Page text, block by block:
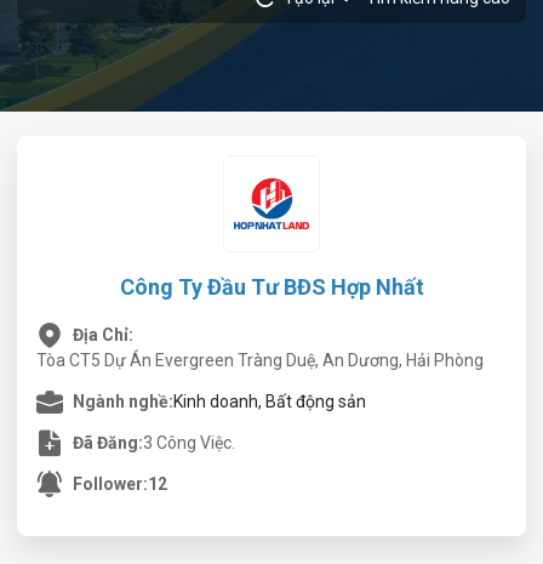
Công Ty Đầu Tư BĐS Hợp Nhất
Địa Chỉ:
Tòa CT5 Dự Án Evergreen Tràng Duệ, An Dương, Hải Phòng
Ngành nghề:Kinh doanh, Bất động sản
Đã Đăng:3 Công Việc.
Follower:12